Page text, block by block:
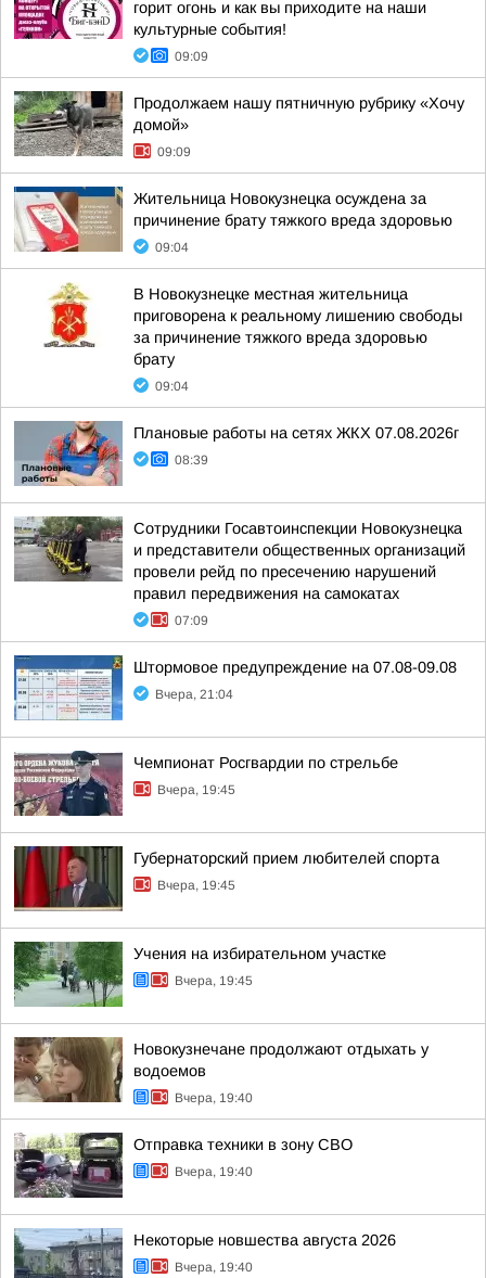
горит огонь и как вы приходите на наши
культурные события!
09:09
Продолжаем нашу пятничную рубрику «Хочу
домой»
09:09
Жительница Новокузнецка осуждена за
причинение брату тяжкого вреда здоровью
09:04
В Новокузнецке местная жительница
приговорена к реальному лишению свободы
за причинение тяжкого вреда здоровью
брату
09:04
Плановые работы на сетях ЖКХ 07.08.2026г
08:39
Сотрудники Госавтоинспекции Новокузнецка
и представители общественных организаций
провели рейд по пресечению нарушений
правил передвижения на самокатах
07:09
Штормовое предупреждение на 07.08-09.08
Вчера, 21:04
Чемпионат Росгвардии по стрельбе
Вчера, 19:45
Губернаторский прием любителей спорта
Вчера, 19:45
Учения на избирательном участке
Вчера, 19:45
Новокузнечане продолжают отдыхать у
водоемов
Вчера, 19:40
Отправка техники в зону СВО
Вчера, 19:40
Некоторые новшества августа 2026
Вчера, 19:40